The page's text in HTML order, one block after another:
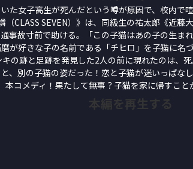
た女子高生が死んだという噂が原因で、校内で
（CLASS SEVEN）》は、同級生の祐太郎《近藤
事故寸前で助ける。「この子猫はあの子の生ま
が好きな子の名前である「チヒロ」を子猫に名
の跡と足跡を発見した2人の前に現れたのは、
と、別の子猫の姿だった！恋と子猫が迷いっぱな
本コメディ！果たして無事？子猫を家に帰すこと
本編を再生する